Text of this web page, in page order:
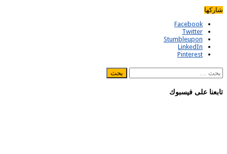
شاركها
Facebook
Twitter
Stumbleupon
LinkedIn
Pinterest
البحث
عن:
تابعنا على فيسبوك